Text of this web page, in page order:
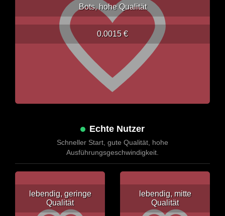
Bots, hohe Qualität
0.0015 €
Echte Nutzer
Schneller Start, gute Qualität, hohe
Ausführungsgeschwindigkeit.
lebendig, geringe
Qualität
lebendig, mitte
Qualität